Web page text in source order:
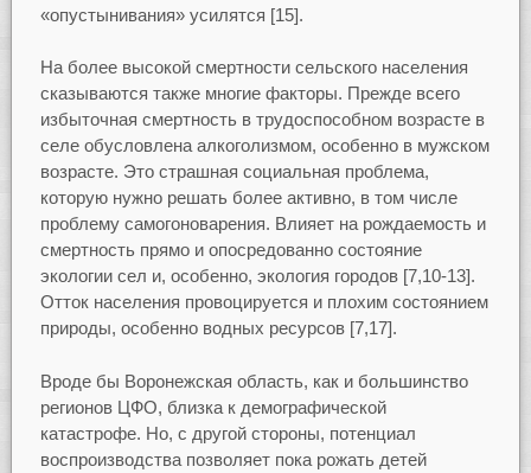
«опустынивания» усилятся [15].
На более высокой смертности сельского населения
сказываются также многие факторы. Прежде всего
избыточная смертность в трудоспособном возрасте в
селе обусловлена алкоголизмом, особенно в мужском
возрасте. Это страшная социальная проблема,
которую нужно решать более активно, в том числе
проблему самогоноварения. Влияет на рождаемость и
смертность прямо и опосредованно состояние
экологии сел и, особенно, экология городов [7,10-13].
Отток населения провоцируется и плохим состоянием
природы, особенно водных ресурсов [7,17].
Вроде бы Воронежская область, как и большинство
регионов ЦФО, близка к демографической
катастрофе. Но, с другой стороны, потенциал
воспроизводства позволяет пока рожать детей